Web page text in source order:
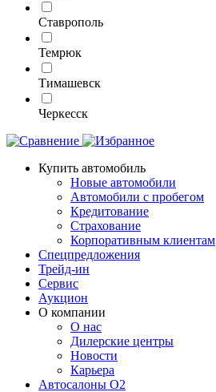
Ставрополь
Темрюк
Тимашевск
Черкесск
Купить автомобиль
Новые автомобили
Автомобили с пробегом
Кредитование
Страхование
Корпоративным клиентам
Спецпредложения
Трейд-ин
Сервис
Аукцион
О компании
О нас
Дилерские центры
Новости
Карьера
Автосалоны O2